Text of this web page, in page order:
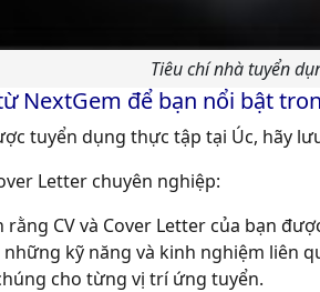
Tiêu chí nhà tuyển
NextGem để bạn nổi bật
tuyển dụng thực tập tại Úc, hãy
Letter chuyên nghiệp:
rằng CV và Cover Letter của bạn
kỹ năng và kinh nghiệm liên
cho từng vị trí ứng tuyển.